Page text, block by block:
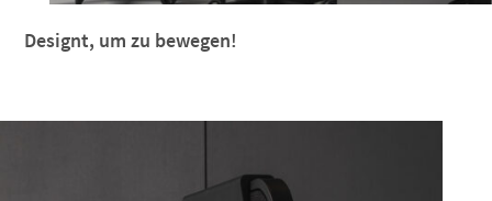
Designt, um zu bewegen!